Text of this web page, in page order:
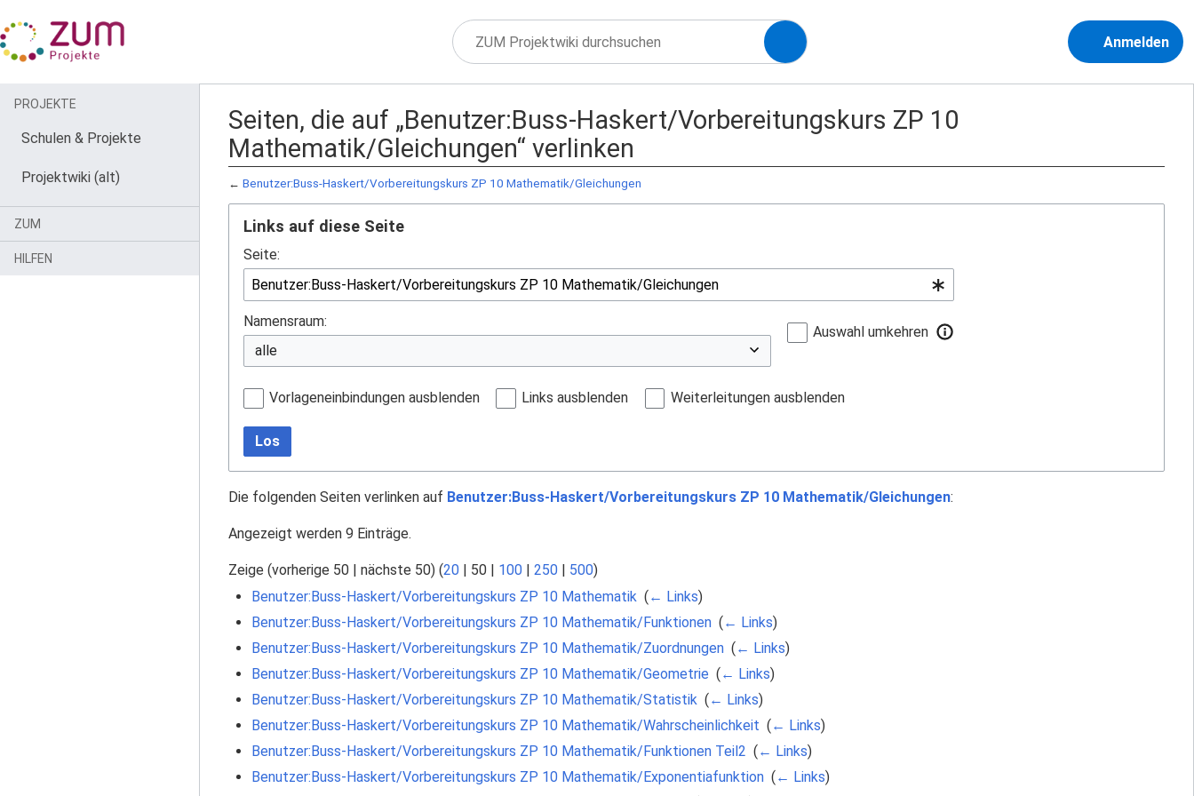
Anmelden
Seiten, die auf „Benutzer:Buss-Haskert/Vorbereitungskurs ZP 10
Mathematik/Gleichungen“ verlinken
← Benutzer:Buss-Haskert/Vorbereitungskurs ZP 10 Mathematik/Gleichungen
Links auf diese Seite
Seite:
Namensraum:
Auswahl umkehren
Vorlageneinbindungen ausblenden Links ausblenden Weiterleitungen ausblenden
Los
Die folgenden Seiten verlinken auf Benutzer:Buss-Haskert/Vorbereitungskurs ZP 10 Mathematik/Gleichungen:
Angezeigt werden 9 Einträge.
Zeige (vorherige 50 | nächste 50) (20 | 50 | 100 | 250 | 500)
Benutzer:Buss-Haskert/Vorbereitungskurs ZP 10 Mathematik (← Links)
Benutzer:Buss-Haskert/Vorbereitungskurs ZP 10 Mathematik/Funktionen‎ (← Links)
Benutzer:Buss-Haskert/Vorbereitungskurs ZP 10 Mathematik/Zuordnungen‎ (← Links)
Benutzer:Buss-Haskert/Vorbereitungskurs ZP 10 Mathematik/Geometrie (← Links)
Benutzer:Buss-Haskert/Vorbereitungskurs ZP 10 Mathematik/Statistik (← Links)
Benutzer:Buss-Haskert/Vorbereitungskurs ZP 10 Mathematik/Wahrscheinlichkeit (← Links)
Benutzer:Buss-Haskert/Vorbereitungskurs ZP 10 Mathematik/Funktionen Teil2 (← Links)
Benutzer:Buss-Haskert/Vorbereitungskurs ZP 10 Mathematik/Exponentiafunktion‎ (← Links)
PROJEKTE
Schulen & Projekte
Projektwiki (alt)
ZUM
HILFEN